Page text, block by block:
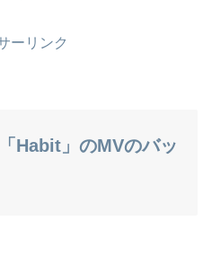
ーリンク
Habit」のMVのバッ